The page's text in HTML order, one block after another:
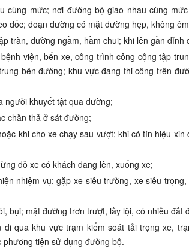
cùng mức; nơi đường bộ giao nhau cùng
dốc; đoạn đường có mặt đường hẹp, không
tràn, đường ngầm, hầm chui; khi lên gần đỉnh
viện, bến xe, công trình công cộng tập
bênđường; khu vựcđang thi công trên đ
người khuyếttật qua đường;
chăn thả ở sát đường;
khi cho xe chạy sau vượt; khi có tín hiệu xin
đỗ xe có khách đang lên, xuống xe;
nhiệm vụ;gặp xe siêu trường, xe siêu trọng,
i, bụi; mặt đường trơn trượt, lầy lội, có nhiều đất
đi qua khu vực trạm kiểm soát tải trọng xe,
phương tiện sử dụng đường bộ.